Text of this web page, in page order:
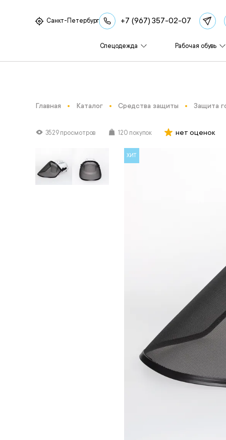
Санкт-Петербург +7 (967) 357-02-07
Спецодежда Рабочая обувь
Главная Каталог Средства защиты Защита
3529 просмотров 120 покупок нет оценок
ХИТ